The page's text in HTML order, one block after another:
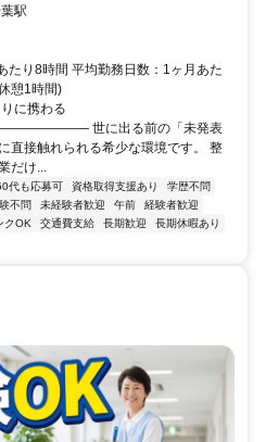
駅
たり8時間 平均勤務日数：1ヶ月あた
憩1時間)
に携わる
世に出る前の「未発表
直接触れられる希少な環境です。 整
だけ...
代も応募可 資格取得支援あり
学歴不問
不問 未経験者歓迎 午前
経験者歓迎
クOK 交通費支給 長期歓迎
長期休暇あり